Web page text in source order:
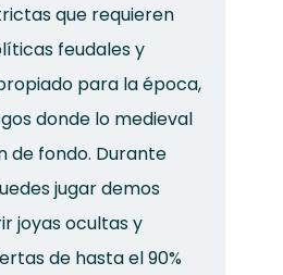
que requieren
feudales y
para la época,
donde lo medieval
de fondo. Durante
jugar demos
joyas ocultas y
de hasta el 90%